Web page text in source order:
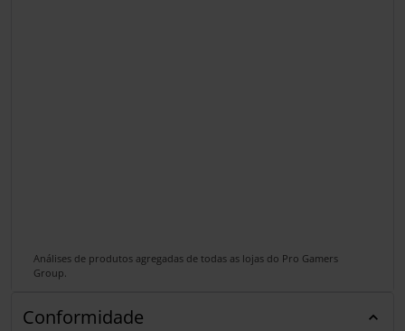
Análises de produtos agregadas de todas as lojas do Pro Gamers
Group.
Conformidade